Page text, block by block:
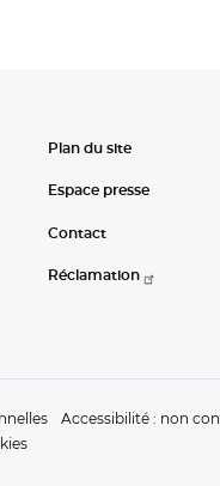
Plan du site
Espace presse
Contact
Réclamation
Accessibilité : non